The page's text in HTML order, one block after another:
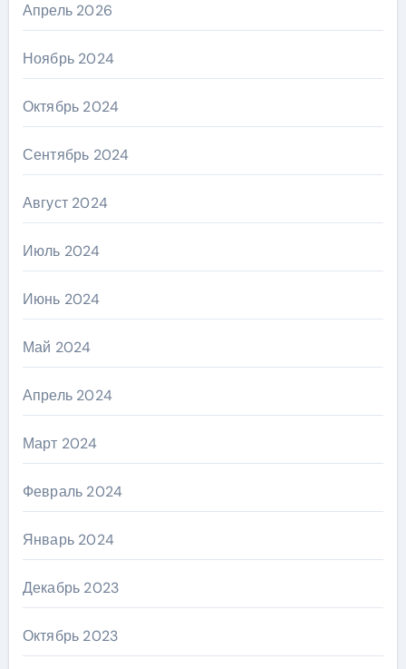
Апрель 2026
Ноябрь 2024
Октябрь 2024
Сентябрь 2024
Август 2024
Июль 2024
Июнь 2024
Май 2024
Апрель 2024
Март 2024
Февраль 2024
Январь 2024
Декабрь 2023
Октябрь 2023